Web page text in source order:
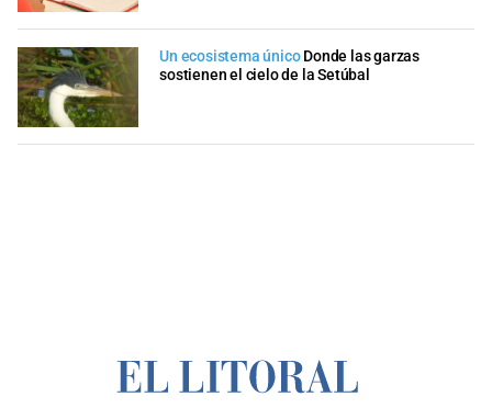
Un ecosistema único Donde las garzas
sostienen el cielo de la Setúbal